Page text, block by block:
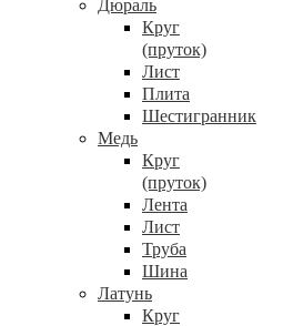
Дюраль
Круг
(пруток)
Лист
Плита
Шестигранник
Медь
Круг
(пруток)
Лента
Лист
Труба
Шина
Латунь
Круг